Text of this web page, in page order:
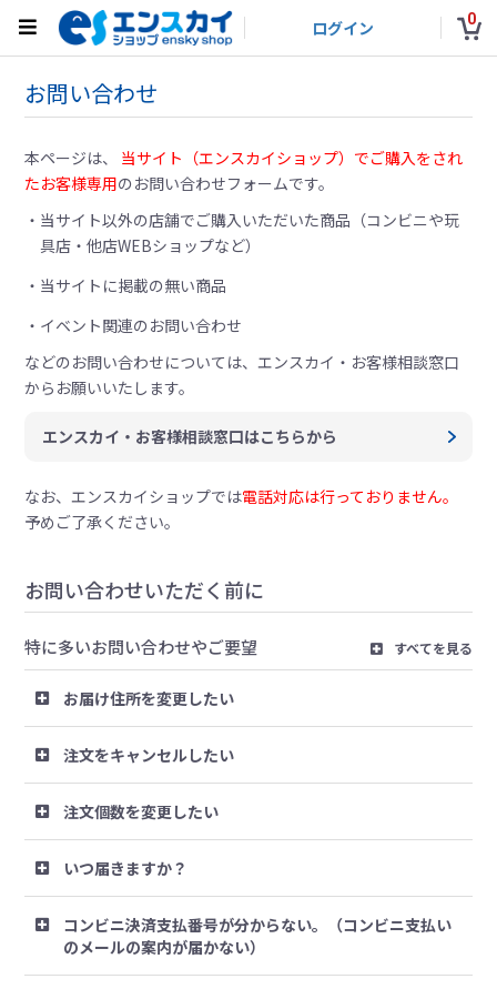
ログイン 0
お問い合わせ
本ページは、 当サイト（エンスカイショップ）でご購入をされ
たお客様専用のお問い合わせフォームです。
当サイト以外の店舗でご購入いただいた商品（コンビニや玩
具店・他店WEBショップなど）
当サイトに掲載の無い商品
イベント関連のお問い合わせ
などのお問い合わせについては、エンスカイ・お客様相談窓口
からお願いいたします。
エンスカイ・お客様相談窓口はこちらから
なお、エンスカイショップでは電話対応は行っておりません。
予めご了承ください。
お問い合わせいただく前に
特に多いお問い合わせやご要望 すべてを見る
お届け住所を変更したい
注文をキャンセルしたい
注文個数を変更したい
いつ届きますか？
コンビニ決済支払番号が分からない。（コンビニ支払い
のメールの案内が届かない）